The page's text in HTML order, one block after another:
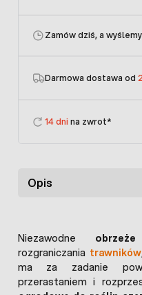
Zamów dziś, a
Darmowa dostawa od
14 dni na zwrot*
Opis
Niezawodne
rozgraniczania trawników
ma za zadanie
przerastaniem i